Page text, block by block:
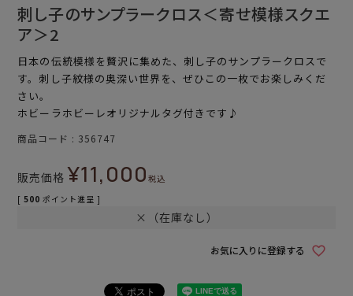
刺し子のサンプラークロス＜寄せ模様スクエ
ア＞2
日本の伝統模様を贅沢に集めた、刺し子のサンプラークロスで
す。刺し子紋様の奥深い世界を、ぜひこの一枚でお楽しみくだ
さい。
ホビーラホビーレオリジナルタグ付きです♪
商品コード 356747
販売価格 ¥11,000税込
[ 500 ポイント進呈 ]
×（在庫なし）
お気に入りに登録する